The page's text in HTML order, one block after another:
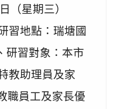
（星期三）
習地點：瑞塘國
研習對象：本市
教助理員及家
職員工及家長優